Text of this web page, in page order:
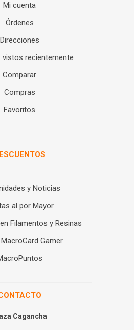
Mi cuenta
Órdenes
Direcciones
recientemente
Comparar
Compras
Favoritos
y Noticias
al por Mayor
Filamentos y Resinas
Gamer
Cagancha